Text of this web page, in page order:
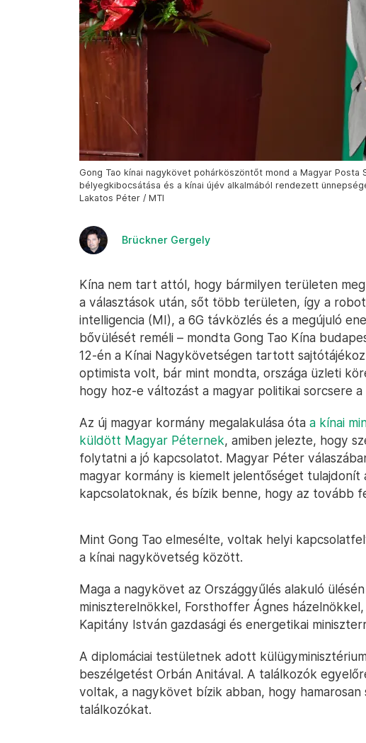
Gong Tao kínai nagykövet pohárköszöntőt mond a Magyar Posta
bélyegkibocsátása és a kínai újév alkalmából rendezett
Lakatos Péter / MTI
Brückner Gergely
Kína nem tart attól, hogy bármilyen területen
a választások után, sőt több területen, így a
intelligencia (MI), a 6G távközlés és a megújuló
bővülését reméli – mondta Gong Tao Kína
12-én a Kínai Nagykövetségen tartott
optimista volt, bár mint mondta, országa üzleti
hogy hoz-e változást a magyar politikai sorcsere
Az új magyar kormány megalakulása óta a kínai
küldött Magyar Péternek, amiben jelezte, hogy
folytatni a jó kapcsolatot. Magyar Péter
magyar kormány is kiemelt jelentőséget
kapcsolatoknak, és bízik benne, hogy az tovább
Mint Gong Tao elmesélte, voltak helyi
a kínai nagykövetség között.
Maga a nagykövet az Országgyűlés alakuló
miniszterelnökkel, Forsthoffer Ágnes
Kapitány István gazdasági és energetikai
A diplomáciai testületnek adott
beszélgetést Orbán Anitával. A találkozók
voltak, a nagykövet bízik abban, hogy
találkozókat.